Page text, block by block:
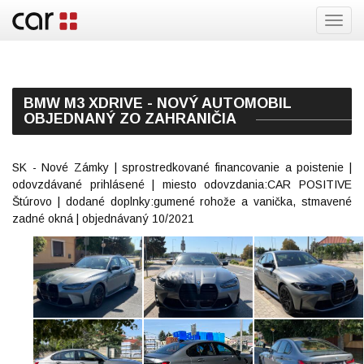
BMW M3 XDRIVE - NOVÝ AUTOMOBIL
OBJEDNANÝ ZO ZAHRANIČIA
SK - Nové Zámky | sprostredkované financovanie a poistenie |
odovzdávané prihlásené | miesto odovzdania:CAR POSITIVE
Štúrovo | dodané doplnky:gumené rohože a vanička, stmavené
zadné okná | objednávaný 10/2021